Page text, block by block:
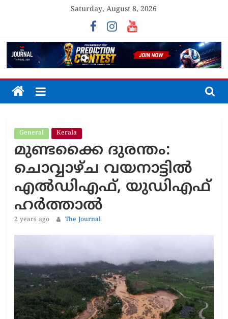
Saturday, August 8, 2026
The
Unfolding
The
Truth
General Kerala
മുണ്ടക്കൈ ദുരന്തം:
ചൊവ്വാഴ്ച വയനാട്ടിൽ
എൽഡിഎഫ്, യുഡിഎഫ്
ഹർത്താൽ
2 years ago The Journal